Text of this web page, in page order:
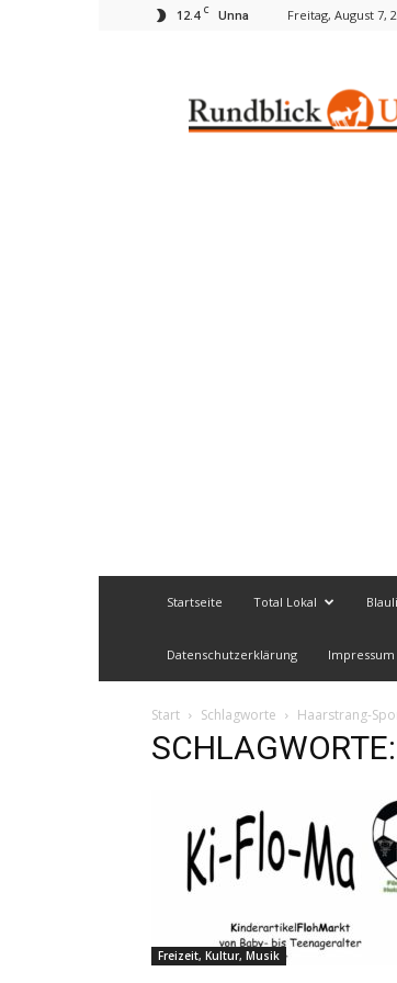
12.4 C Unna Freitag, August 7,
Startseite Total Lokal
Datenschutzerklärung Impressum
Start Schlagworte Haarstrang-
Freizeit, Kultur, Musik